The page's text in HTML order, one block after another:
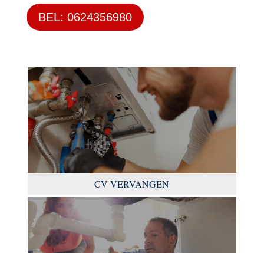
BEL: 0624356980
CV VERVANGEN